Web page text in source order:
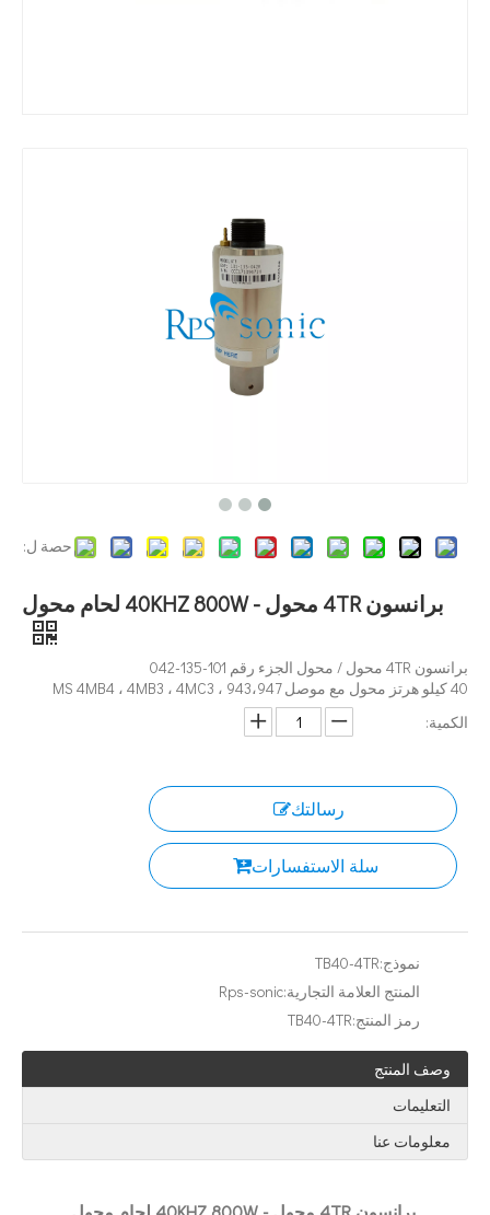
ما هي تكنولوجيا استخراج الشاي بالموجات فوق الصوتية؟
حصة ل:
برانسون 4TR محول - 40KHZ 800W لحام محول
برانسون 4TR محول / محول الجزء رقم 101-135-042
40 كيلو هرتز محول مع موصل MS 4MB4 ، 4MB3 ، 4MC3 ، 943،947
الكمية:
رسالتك
سلة الاستفسارات
نموذج:TB40-4TR
المنتج العلامة التجارية:Rps-sonic
رمز المنتج:TB40-4TR
وصف المنتج
التعليمات
معلومات عنا